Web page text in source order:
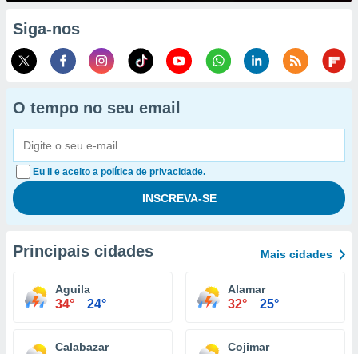
Siga-nos
O tempo no seu email
Eu li e aceito a política de privacidade.
Principais cidades Mais cidades
Aguila
34° 24°
Alamar
32° 25°
Calabazar Cojimar